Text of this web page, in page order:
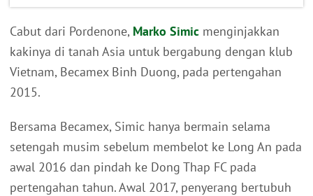
Cabut dari Pordenone, Marko Simic menginjakkan
kakinya di tanah Asia untuk bergabung dengan klub
Vietnam, Becamex Binh Duong, pada pertengahan
2015.
Bersama Becamex, Simic hanya bermain selama
setengah musim sebelum membelot ke Long An pada
awal 2016 dan pindah ke Dong Thap FC pada
pertengahan tahun. Awal 2017, penyerang bertubuh